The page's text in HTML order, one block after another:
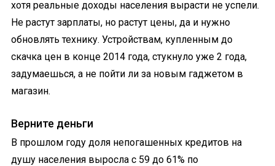
хотя реальные доходы населения вырасти не успели.
Не растут зарплаты, но растут цены, да и нужно
обновлять технику. Устройствам, купленным до
скачка цен в конце 2014 года, стукнуло уже 2 года,
задумаешься, а не пойти ли за новым гаджетом в
магазин.
Верните деньги
В прошлом году доля непогашенных кредитов на
душу населения выросла с 59 до 61% по